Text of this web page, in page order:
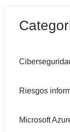
Riesgos
Microsoft